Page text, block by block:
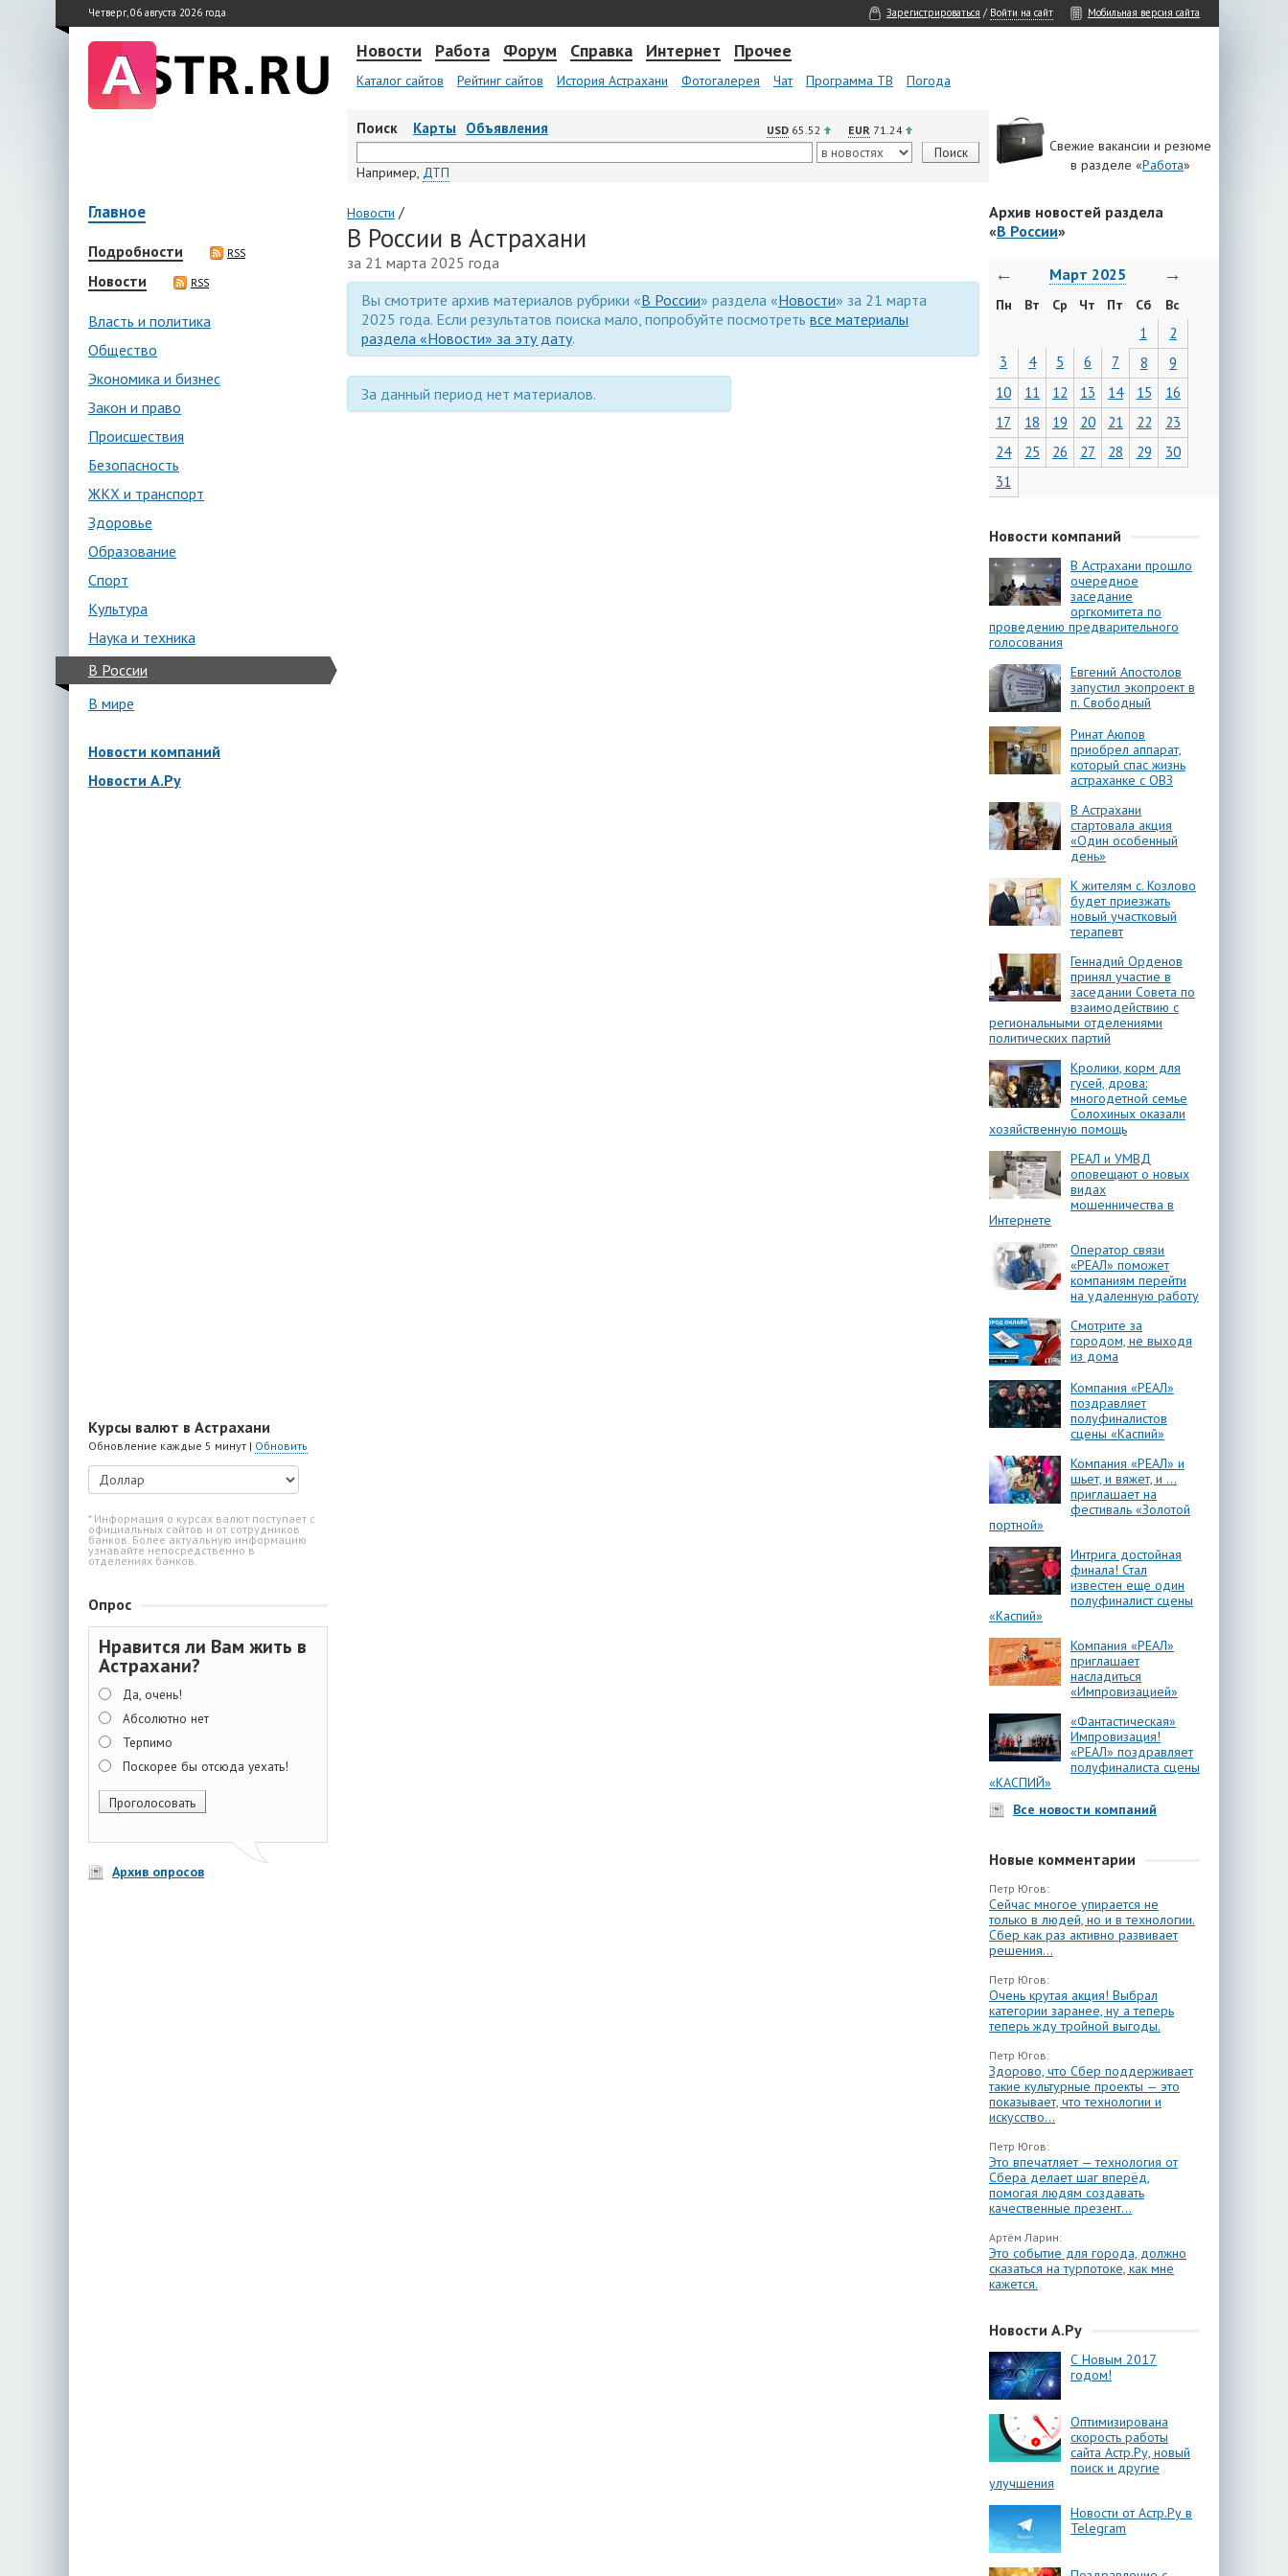
Четверг, 06 августа 2026 года Зарегистрироваться / Войти на сайт Мобильная версия сайта
Новости Работа Форум Справка Интернет Прочее
Каталог сайтов Рейтинг сайтов История Астрахани Фотогалерея Чат Программа ТВ Погода
Поиск Карты Объявления USD 65.52 EUR 71.24
Например, ДТП
Свежие вакансии и резюме
в разделе «Работа»
Главное
Подробности RSS
Новости RSS
Власть и политика
Общество
Экономика и бизнес
Закон и право
Происшествия
Безопасность
ЖКХ и транспорт
Здоровье
Образование
Спорт
Культура
Наука и техника
В России
В мире
Новости компаний
Новости А.Ру
Курсы валют в Астрахани
Обновление каждые 5 минут | Обновить
* Информация о курсах валют поступает с
официальных сайтов и от сотрудников
банков. Более актуальную информацию
узнавайте непосредственно в
отделениях банков.
Опрос
Нравится ли Вам жить в
Астрахани?
Да, очень!
Абсолютно нет
Терпимо
Поскорее бы отсюда уехать!
Архив опросов
Новости /
В России в Астрахани
за 21 марта 2025 года
Вы смотрите архив материалов рубрики «В России» раздела «Новости» за 21 марта
2025 года. Если результатов поиска мало, попробуйте посмотреть все материалы
раздела «Новости» за эту дату.
За данный период нет материалов.
Архив новостей раздела
«В России»
← Март 2025 →
Пн Вт Ср Чт Пт Сб Вс
1
2
3
4 5 6 7 8
9
10
11 12 13 14 15
16
17
18 19 20 21 22
23
24
25 26 27 28 29
30
31
Новости компаний
В Астрахани прошло
очередное
заседание
оргкомитета по
проведению предварительного
голосования
Евгений Апостолов
запустил экопроект в
п. Свободный
Ринат Аюпов
приобрел аппарат,
который спас жизнь
астраханке с ОВЗ
В Астрахани
стартовала акция
«Один особенный
день»
К жителям с. Козлово
будет приезжать
новый участковый
терапевт
Геннадий Орденов
принял участие в
заседании Совета по
взаимодействию с
региональными отделениями
политических партий
Кролики, корм для
гусей, дрова:
многодетной семье
Солохиных оказали
хозяйственную помощь
РЕАЛ и УМВД
оповещают о новых
видах
мошенничества в
Интернете
Оператор связи
«РЕАЛ» поможет
компаниям перейти
на удаленную работу
Смотрите за
городом, не выходя
из дома
Компания «РЕАЛ»
поздравляет
полуфиналистов
сцены «Каспий»
Компания «РЕАЛ» и
шьет, и вяжет, и …
приглашает на
фестиваль «Золотой
портной»
Интрига достойная
финала! Стал
известен еще один
полуфиналист сцены
«Каспий»
Компания «РЕАЛ»
приглашает
насладиться
«Импровизацией»
«Фантастическая»
Импровизация!
«РЕАЛ» поздравляет
полуфиналиста сцены
«КАСПИЙ»
Все новости компаний
Новые комментарии
Петр Югов:
Сейчас многое упирается не
только в людей, но и в технологии.
Сбер как раз активно развивает
решения...
Петр Югов:
Очень крутая акция! Выбрал
категории заранее, ну а теперь
теперь жду тройной выгоды.
Петр Югов:
Здорово, что Сбер поддерживает
такие культурные проекты — это
показывает, что технологии и
искусство...
Петр Югов:
Это впечатляет — технология от
Сбера делает шаг вперёд,
помогая людям создавать
качественные презент...
Артём Ларин:
Это событие для города, должно
сказаться на турпотоке, как мне
кажется.
Новости А.Ру
С Новым 2017
годом!
Оптимизирована
скорость работы
сайта Астр.Ру, новый
поиск и другие
улучшения
Новости от Астр.Ру в
Telegram